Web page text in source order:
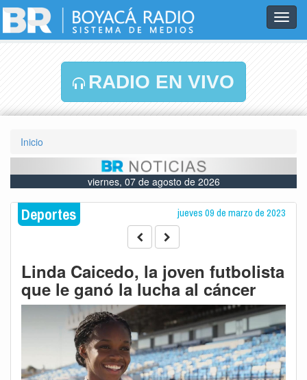
RADIO EN VIVO
Inicio
viernes, 07 de agosto de 2026
Deportes jueves 09 de marzo de 2023
Linda Caicedo, la joven futbolista
que le ganó la lucha al cáncer